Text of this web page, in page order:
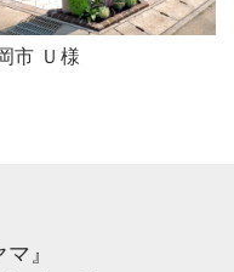
市 Ｕ様
』